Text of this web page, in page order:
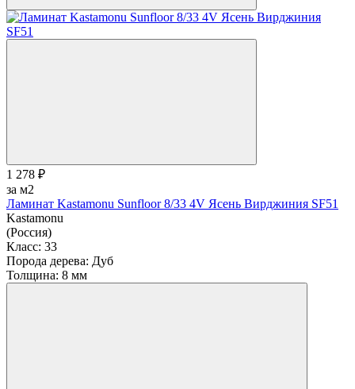
1 278 ₽
за м2
Ламинат Kastamonu Sunfloor 8/33 4V Ясень Вирджиния SF51
Kastamonu
(Россия)
Класс: 33
Порода дерева: Дуб
Толщина: 8 мм